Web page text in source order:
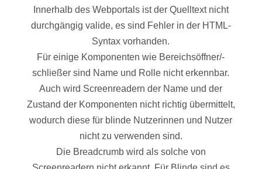
Innerhalb des Webportals ist der Quelltext nicht
durchgängig valide, es sind Fehler in der HTML-
Syntax vorhanden.
Für einige Komponenten wie Bereichsöffner/-
schließer sind Name und Rolle nicht erkennbar.
Auch wird Screenreadern der Name und der
Zustand der Komponenten nicht richtig übermittelt,
wodurch diese für blinde Nutzerinnen und Nutzer
nicht zu verwenden sind.
Die Breadcrumb wird als solche von